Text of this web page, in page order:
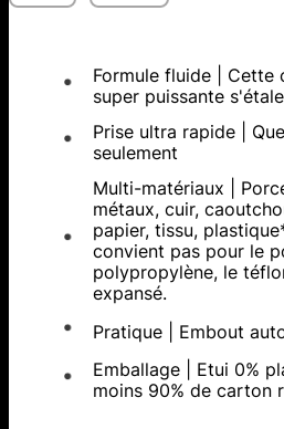
Formule fluide | Cette
super puissante
Prise ultra rapide |
seulement
Multi-matériaux |
métaux, cuir,
papier, tissu,
convient pas pour le
polypropylène, le
expansé.
Pratique | Embout
Emballage | Etui 0%
moins 90% de carton